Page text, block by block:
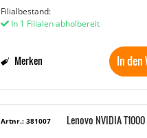
Filialbestand:
In 1 Filialen abholbereit
In den
Merken
Lenovo NVIDIA T1000
Artnr.: 381007